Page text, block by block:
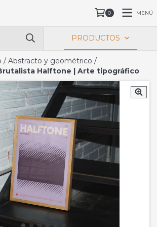
0 MENÚ
PRODUCTOS
/ Abstracto y geométrico /
Halftone | Arte tipográfico